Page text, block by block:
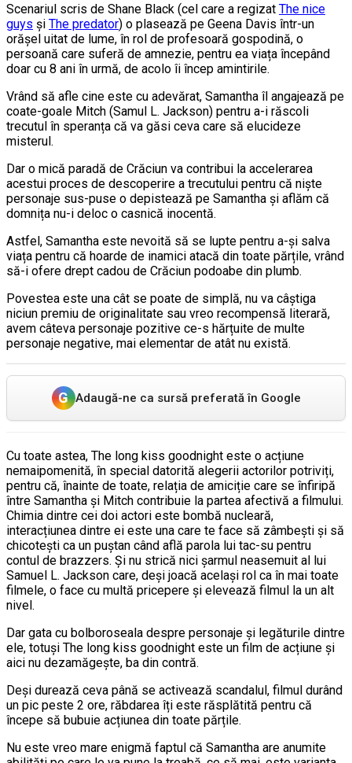
Scenariul scris de Shane Black (cel care a regizat The nice
guys și The predator) o plasează pe Geena Davis într-un
orășel uitat de lume, în rol de profesoară gospodină, o
persoană care suferă de amnezie, pentru ea viața începând
doar cu 8 ani în urmă, de acolo îi încep amintirile.
Vrând să afle cine este cu adevărat, Samantha îl angajează pe
coate-goale Mitch (Samul L. Jackson) pentru a-i răscoli
trecutul în speranța că va găsi ceva care să elucideze
misterul.
Dar o mică paradă de Crăciun va contribui la accelerarea
acestui proces de descoperire a trecutului pentru că niște
personaje sus-puse o depistează pe Samantha și aflăm că
domnița nu-i deloc o casnică inocentă.
Astfel, Samantha este nevoită să se lupte pentru a-și salva
viața pentru că hoarde de inamici atacă din toate părțile, vrând
să-i ofere drept cadou de Crăciun podoabe din plumb.
Povestea este una cât se poate de simplă, nu va câștiga
niciun premiu de originalitate sau vreo recompensă literară,
avem câteva personaje pozitive ce-s hărțuite de multe
personaje negative, mai elementar de atât nu există.
G Adaugă-ne ca sursă preferată în Google
Cu toate astea, The long kiss goodnight este o acțiune
nemaipomenită, în special datorită alegerii actorilor potriviți,
pentru că, înainte de toate, relația de amiciție care se înfiripă
între Samantha și Mitch contribuie la partea afectivă a filmului.
Chimia dintre cei doi actori este bombă nucleară,
interacțiunea dintre ei este una care te face să zâmbești și să
chicotești ca un puștan când află parola lui tac-su pentru
contul de brazzers. Și nu strică nici șarmul neasemuit al lui
Samuel L. Jackson care, deși joacă același rol ca în mai toate
filmele, o face cu multă pricepere și elevează filmul la un alt
nivel.
Dar gata cu bolboroseala despre personaje și legăturile dintre
ele, totuși The long kiss goodnight este un film de acțiune și
aici nu dezamăgește, ba din contră.
Deși durează ceva până se activează scandalul, filmul durând
un pic peste 2 ore, răbdarea îți este răsplătită pentru că
începe să bubuie acțiunea din toate părțile.
Nu este vreo mare enigmă faptul că Samantha are anumite